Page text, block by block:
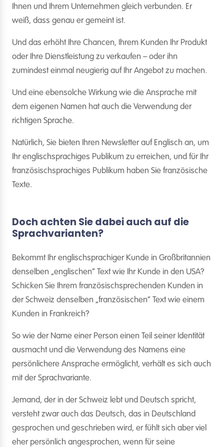
Ihnen und Ihrem Unternehmen gleich verbunden. Er
weiß, dass genau er gemeint ist.
Und das erhöht Ihre Chancen, Ihrem Kunden Ihr Produkt
oder Ihre Dienstleistung zu verkaufen – oder ihn
zumindest einmal neugierig auf Ihr Angebot zu machen.
Und eine ebensolche Wirkung wie die Ansprache mit
dem eigenen Namen hat auch die Verwendung der
richtigen Sprache.
Natürlich, Sie bieten Ihren Newsletter auf Englisch an, um
Ihr englischsprachiges Publikum zu erreichen, und für Ihr
französischsprachiges Publikum haben Sie französische
Texte.
Doch achten Sie dabei auch auf die
Sprachvarianten?
Bekommt Ihr englischsprachiger Kunde in Großbritannien
denselben „englischen“ Text wie Ihr Kunde in den USA?
Schicken Sie Ihrem französischsprechenden Kunden in
der Schweiz denselben „französischen“ Text wie einem
Kunden in Frankreich?
So wie der Name einer Person einen Teil seiner Identität
ausmacht und die Verwendung des Namens eine
persönlichere Ansprache ermöglicht, verhält es sich auch
mit der Sprachvariante.
Jemand, der in der Schweiz lebt und Deutsch spricht,
versteht zwar auch das Deutsch, das in Deutschland
gesprochen und geschrieben wird, er fühlt sich aber viel
eher persönlich angesprochen, wenn für seine